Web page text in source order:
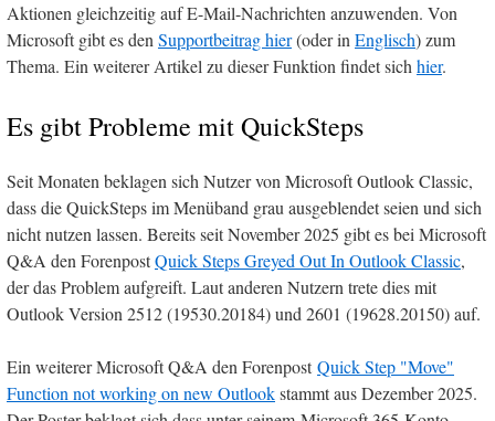
Aktionen gleichzeitig auf E-Mail-Nachrichten anzuwenden. Von
Microsoft gibt es denSupportbeitrag hier(oder inEnglisch) zum
Thema. Ein weiterer Artikel zu dieser Funktion findet sichhier.
Es gibt Probleme mit QuickSteps
Seit Monaten beklagen sich Nutzer von Microsoft Outlook Classic,
dass die QuickSteps im Menüband grau ausgeblendet seien und sich
nicht nutzen lassen. Bereits seit November 2025 gibt es bei Microsoft
Q&A den ForenpostQuick Steps Greyed Out In Outlook Classic,
der das Problem aufgreift. Laut anderen Nutzern trete dies mit
Outlook Version 2512 (19530.20184) und 2601 (19628.20150) auf.
Ein weiterer Microsoft Q&A den ForenpostQuick Step "Move"
Function not working on new Outlookstammt aus Dezember 2025.